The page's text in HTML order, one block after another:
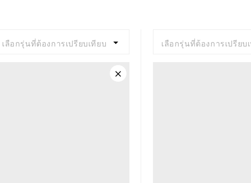
เลือกรุ่นที่ต้องการเปรียบเทียบ เลือกรุ่นที่ต้องการเปรียบ